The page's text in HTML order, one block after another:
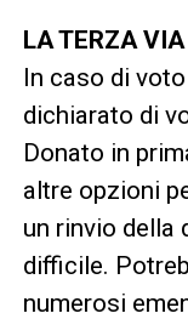
LA TERZA
In caso di
dichiarato di
Donato in
altre opzioni
un rinvio della
difficile.
numerosi